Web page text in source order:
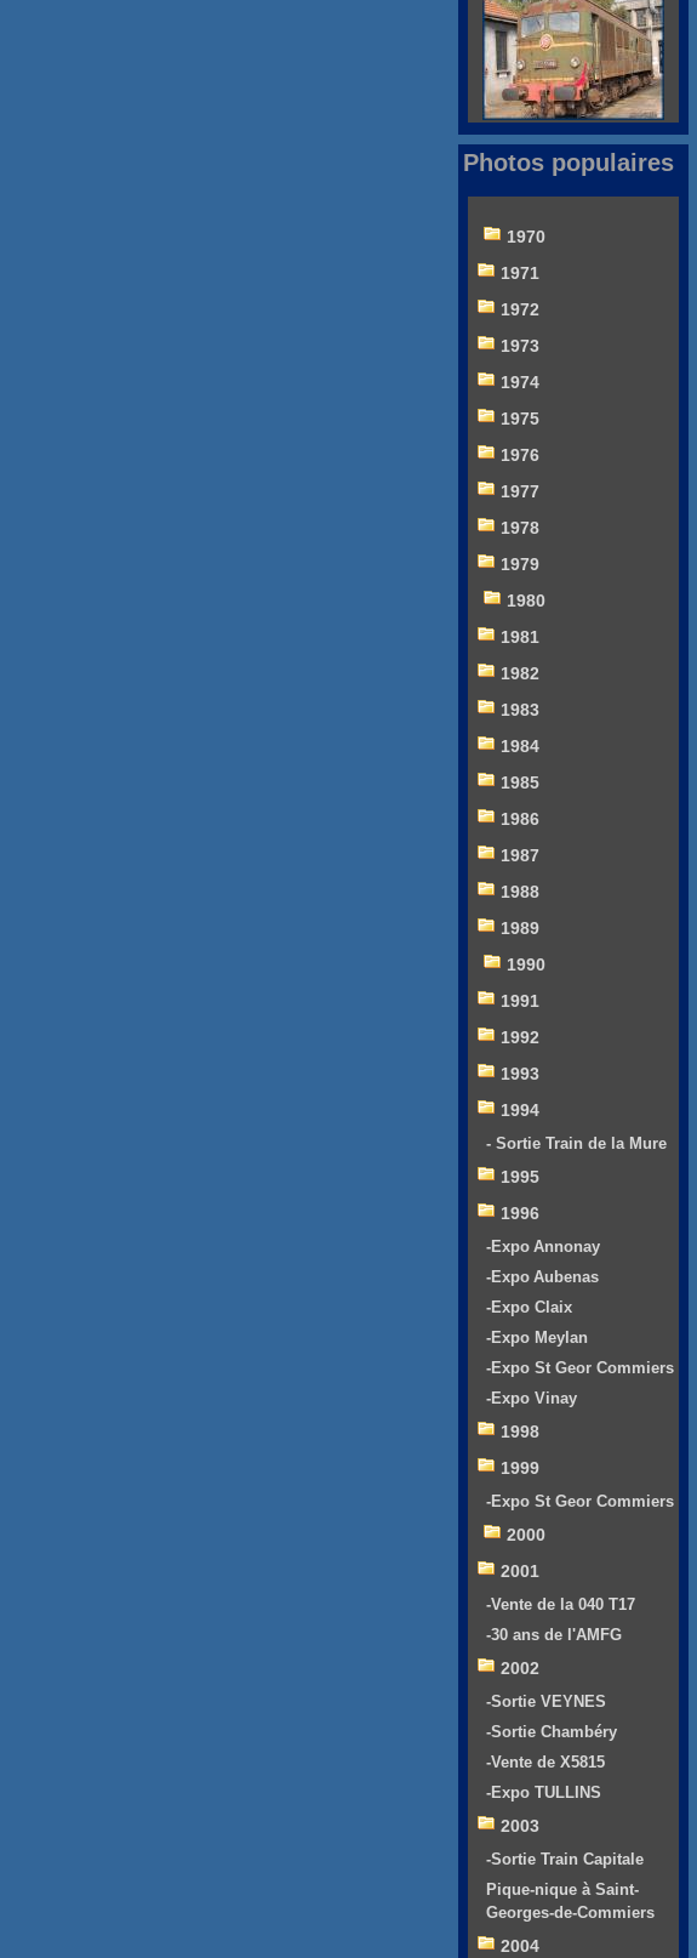
Photos populaires
1970
1971
1972
1973
1974
1975
1976
1977
1978
1979
1980
1981
1982
1983
1984
1985
1986
1987
1988
1989
1990
1991
1992
1993
1994
- Sortie Train de la Mure
1995
1996
-Expo Annonay
-Expo Aubenas
-Expo Claix
-Expo Meylan
-Expo St Geor Commiers
-Expo Vinay
1998
1999
-Expo St Geor Commiers
2000
2001
-Vente de la 040 T17
-30 ans de l'AMFG
2002
-Sortie VEYNES
-Sortie Chambéry
-Vente de X5815
-Expo TULLINS
2003
-Sortie Train Capitale
Pique-nique à Saint-
Georges-de-Commiers
2004